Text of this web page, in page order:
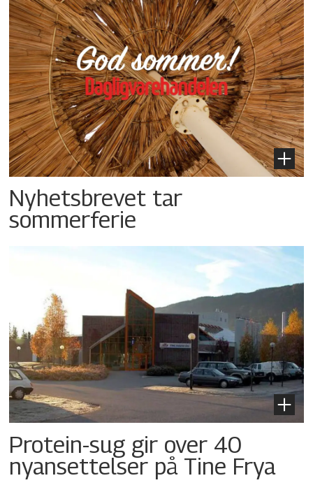
Nyhetsbrevet tar
sommerferie
Protein-sug gir over 40
nyansettelser på Tine Frya